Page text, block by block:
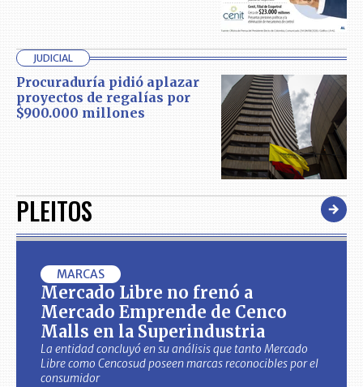
JUDICIAL
Procuraduría pidió aplazar
proyectos de regalías por
$900.000 millones
PLEITOS
MARCAS
Mercado Libre no frenó a
Mercado Emprende de Cenco
Malls en la Superindustria
La entidad concluyó en su análisis que tanto Mercado
Libre como Cencosud poseen marcas reconocibles por el
consumidor